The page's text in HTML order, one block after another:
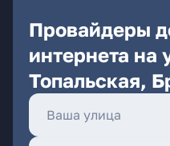
Провайдеры
интернета на
Топальская,